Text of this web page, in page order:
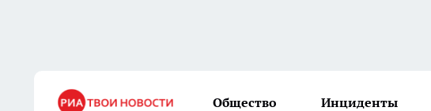
Общество Инциденты